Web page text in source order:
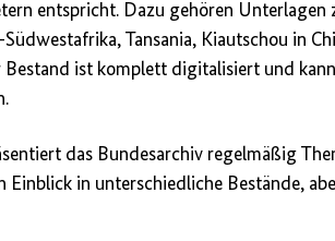
entspricht. Dazu gehören Unterlagen
Tansania, Kiautschou in
ist komplett digitalisiert und
das Bundesarchiv regelmäßig
Einblick in unterschiedliche Bestände,